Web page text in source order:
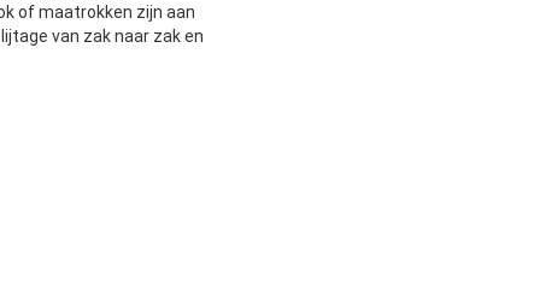
of maatrokken zijn aan
van zak naar zak en